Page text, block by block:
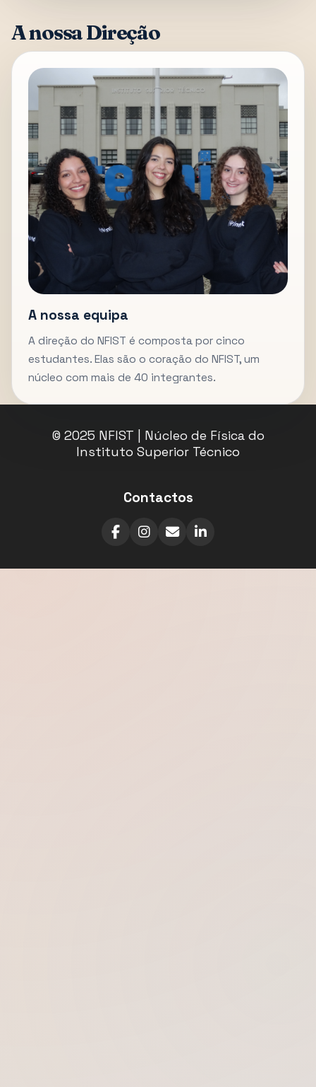
A nossa Direção
A nossa equipa
A direção do NFIST é composta por cinco
estudantes. Elas são o coração do NFIST, um
núcleo com mais de 40 integrantes.
© 2025 NFIST | Núcleo de Física do
Instituto Superior Técnico
Contactos